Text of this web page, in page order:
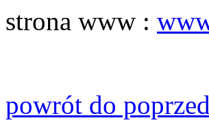
strona www :
powrót do